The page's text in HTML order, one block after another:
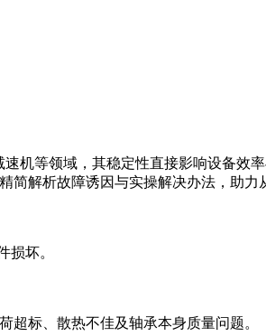
机等领域，其稳定性直接影响设备效
解析故障诱因与实操解决办法，助力
坏。
标、散热不佳及轴承本身质量问题。